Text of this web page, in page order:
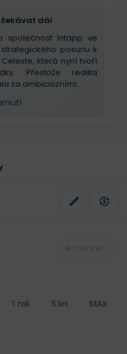
dál
společnost Intapp ve
posunu k
Celeste, která nyní tvoří
Přestože realita
za ambiciózními...
1 rok 5 let MAX